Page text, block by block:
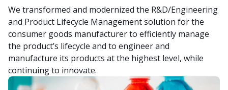
We transformed and modernized the R&D/Engineering
and Product Lifecycle Management solution for the
consumer goods manufacturer to efficiently manage
the product’s lifecycle and to engineer and
manufacture its products at the highest level, while
continuing to innovate.